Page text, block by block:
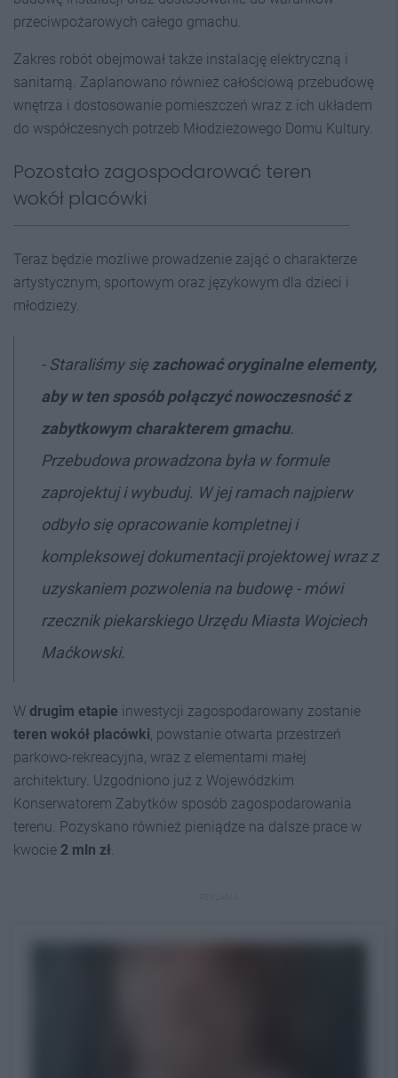
przeciwpożarowych całego gmachu.
Zakres robót obejmował także instalację elektryczną i
sanitarną. Zaplanowano również całościową przebudowę
wnętrza i dostosowanie pomieszczeń wraz z ich układem
do współczesnych potrzeb Młodzieżowego Domu Kultury.
Pozostało zagospodarować teren
wokół placówki
Teraz będzie możliwe prowadzenie zająć o charakterze
artystycznym, sportowym oraz językowym dla dzieci i
młodzieży.
- Staraliśmy się zachować oryginalne elementy,
aby w ten sposób połączyć nowoczesność z
zabytkowym charakterem gmachu.
Przebudowa prowadzona była w formule
zaprojektuj i wybuduj. W jej ramach najpierw
odbyło się opracowanie kompletnej i
kompleksowej dokumentacji projektowej wraz z
uzyskaniem pozwolenia na budowę - mówi
rzecznik piekarskiego Urzędu Miasta Wojciech
Maćkowski.
W drugim etapie inwestycji zagospodarowany zostanie
teren wokół placówki, powstanie otwarta przestrzeń
parkowo-rekreacyjna, wraz z elementami małej
architektury. Uzgodniono już z Wojewódzkim
Konserwatorem Zabytków sposób zagospodarowania
terenu. Pozyskano również pieniądze na dalsze prace w
kwocie 2 mln zł.